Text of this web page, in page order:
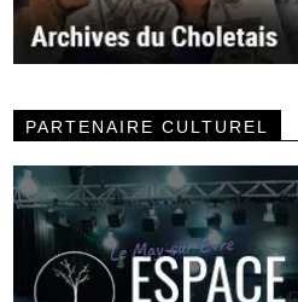
PARTENAIRE CULTUREL